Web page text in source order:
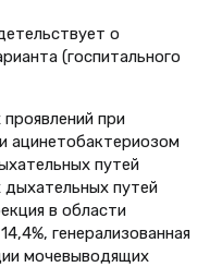
о
(госпитального
при
ацинетобактериозом
путей
путей
в области
генерализованная
мочевыводящих